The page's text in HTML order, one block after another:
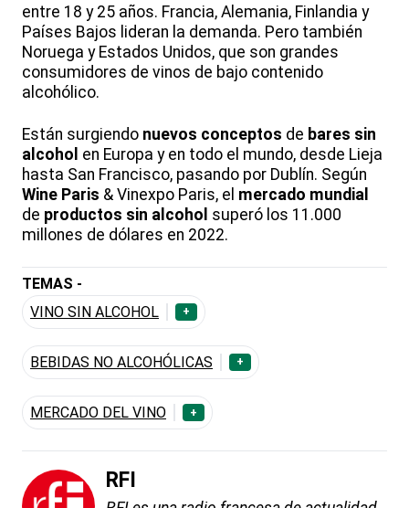
entre 18 y 25 años. Francia, Alemania, Finlandia y
Países Bajos lideran la demanda. Pero también
Noruega y Estados Unidos, que son grandes
consumidores de vinos de bajo contenido
alcohólico.
Están surgiendo nuevos conceptos de bares sin
alcohol en Europa y en todo el mundo, desde Lieja
hasta San Francisco, pasando por Dublín. Según
Wine Paris & Vinexpo Paris, el mercado mundial
de productos sin alcohol superó los 11.000
millones de dólares en 2022.
TEMAS -
VINO SIN ALCOHOL
+
BEBIDAS NO ALCOHÓLICAS +
MERCADO DEL VINO +
RFI